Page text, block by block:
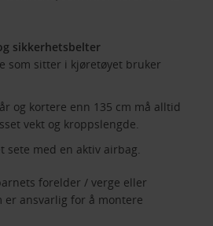
sikkerhetsbelter
som sitter i kjøretøyet bruker
og kortere enn 135 cm må alltid
vekt og kroppslengde.
sete med en aktiv airbag.
forelder / verge eller
er ansvarlig for å montere